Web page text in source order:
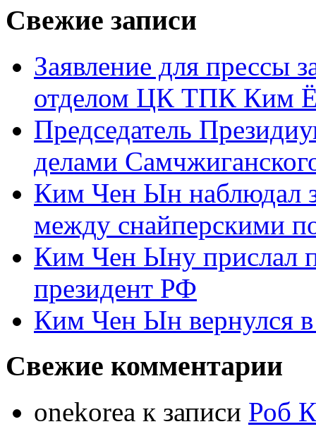
Свежие записи
Заявление для прессы
отделом ЦК ТПК Ким
Председатель
делами
Ким Чен Ын наблюдал
между снайперскими
Ким Чен Ыну прислал
президент РФ
Ким Чен Ын вернулся
Свежие комментарии
onekorea к записи Роб